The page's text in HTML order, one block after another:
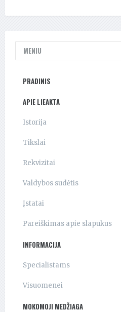
MENIU
PRADINIS
APIE LIEAKTA
Istorija
Tikslai
Rekvizitai
Valdybos sudėtis
Įstatai
Pareiškimas apie slapukus
INFORMACIJA
Specialistams
Visuomenei
MOKOMOJI MEDŽIAGA